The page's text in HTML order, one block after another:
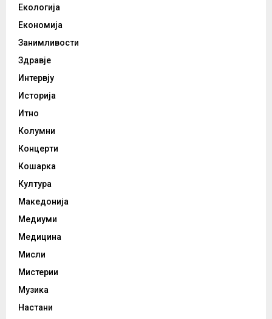
Екологија
Економија
Занимливости
Здравје
Интервју
Историја
Итно
Колумни
Концерти
Кошарка
Култура
Македонија
Медиуми
Медицина
Мисли
Мистерии
Музика
Настани